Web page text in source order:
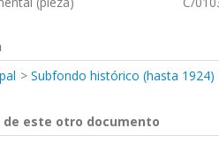
Subfondo histórico (hasta 1924)
de este otro documento